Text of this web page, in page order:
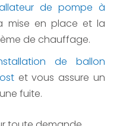
de pompe à
mise en place et la
de chauffage.
de ballon
et vous assure un
fuite.